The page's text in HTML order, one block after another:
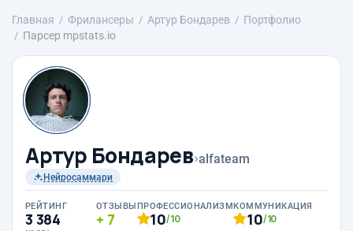
Главная Фрилансеры Артур Бондарев
Портфолио
Парсер mpstats.io
Артур Бондарев›alfateam
Нейросаммари
РЕЙТИНГ
3 384
ОТЗЫВЫ
7
ПРОФЕССИОНАЛИЗМ
10/10
КОММУНИКАЦИЯ
10/10